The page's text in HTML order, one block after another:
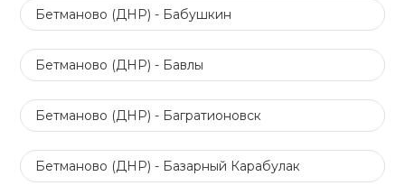
Бетманово (ДНР) - Бабушкин
Бетманово (ДНР) - Бавлы
Бетманово (ДНР) - Багратионовск
Бетманово (ДНР) - Базарный Карабулак